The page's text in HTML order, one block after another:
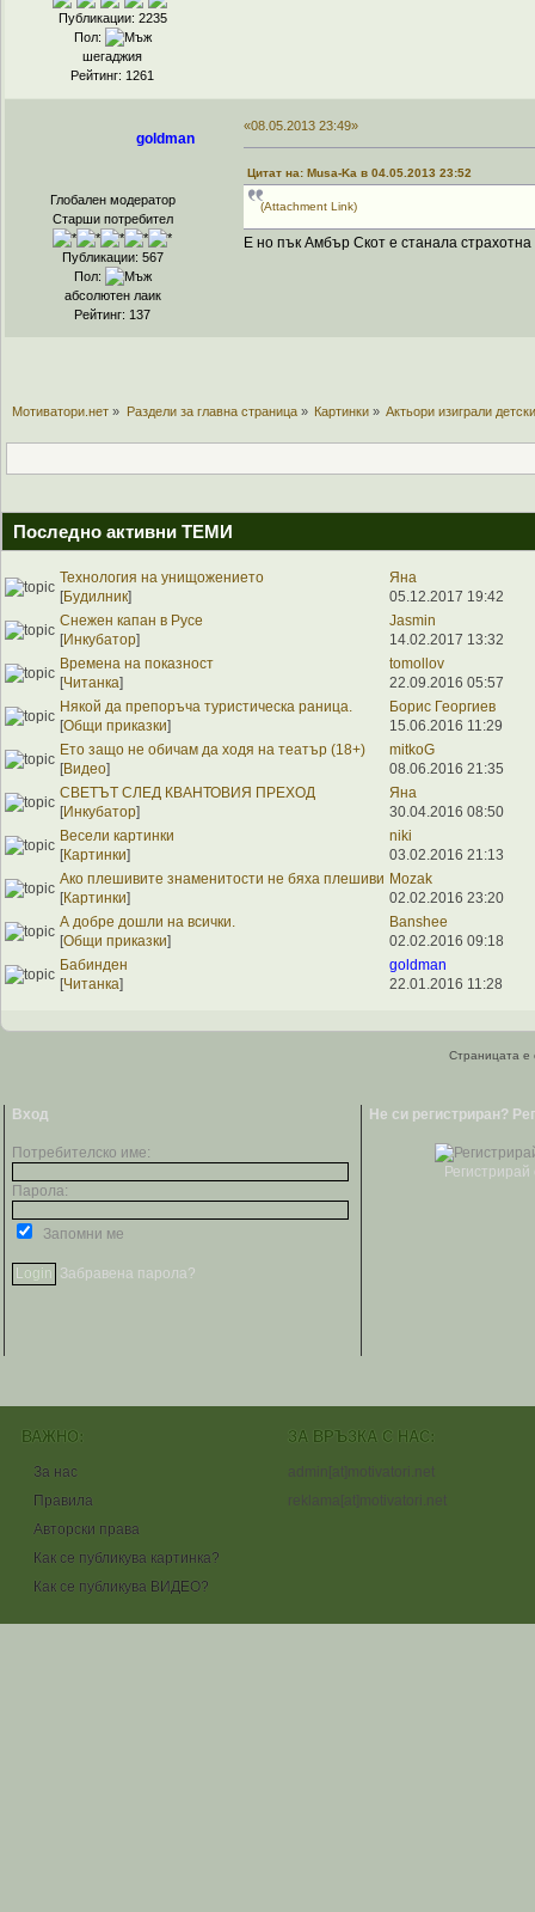
Публикации: 2235
Пол:
шегаджия
Рейтинг: 1261
goldman
Глобален модератор
Старши потребител
Публикации: 567
Пол:
абсолютен лаик
Рейтинг: 137
«08.05.2013 23:49»
Цитат на: Musa-Ka в 04.05.2013 23:52
(Attachment Link)
Е но пък Амбър Скот е станала страхотна
Мотиватори.нет » Раздели за главна страница» Картинки» Актьори изиграли
Последно активни ТЕМИ
Технология на унищожението
[Будилник]
Яна
05.12.2017 19:42
Снежен капан в Русе
[Инкубатор]
Jasmin
14.02.2017 13:32
Времена на показност
[Читанка]
tomollov
22.09.2016 05:57
Някой да препоръча туристическа раница.
[Общи приказки]
Борис Георгиев
15.06.2016 11:29
Ето защо не обичам да ходя на театър (18+)
[Видео]
mitkoG
08.06.2016 21:35
СВЕТЪТ СЛЕД КВАНТОВИЯ ПРЕХОД
[Инкубатор]
Яна
30.04.2016 08:50
Весели картинки
[Картинки]
niki
03.02.2016 21:13
Ако плешивите знаменитости не бяха плешиви
[Картинки]
Mozak
02.02.2016 23:20
А добре дошли на всички.
[Общи приказки]
Banshee
02.02.2016 09:18
Бабинден
[Читанка]
goldman
22.01.2016 11:28
Страницата е
Вход
Потребителско име:
Парола:
Запомни ме
Забравена парола?
Не си регистриран?
Регистрирай
ВАЖНО:
За нас
Правила
Авторски права
Как се публикува картинка?
Как се публикува ВИДЕО?
ЗА ВРЪЗКА С НАС:
admin[at]motivatori.net
reklama[at]motivatori.net